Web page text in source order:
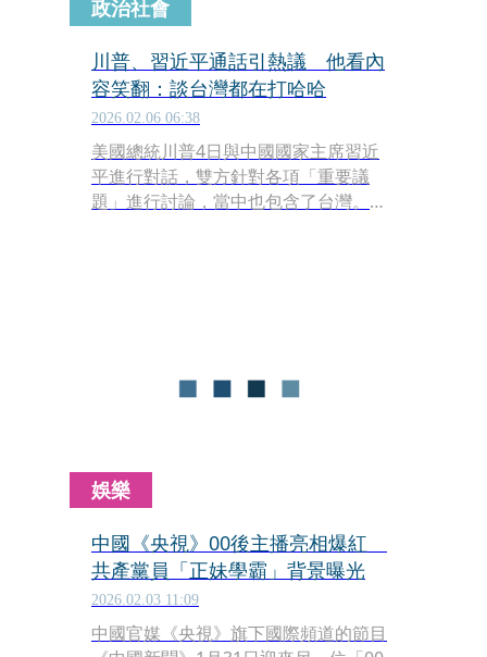
政治社會
川普、習近平通話引熱議 他看內
容笑翻：談台灣都在打哈哈
2026.02.06 06:38
美國總統川普4日與中國國家主席習近
平進行對話，雙方針對各項「重要議
題」進行討論，當中也包含了台灣。對
娛樂
中國《央視》00後主播亮相爆紅
共產黨員「正妹學霸」背景曝光
2026.02.03 11:09
中國官媒《央視》旗下國際頻道的節目